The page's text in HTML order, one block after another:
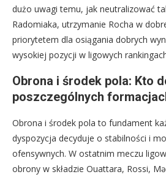
dużo uwagi temu, jak neutralizować
Radomiaka, utrzymanie Rocha w
priorytetem dla osiągania dobrych
wysokiej pozycji w ligowych
Obrona i środek pola: Kto
poszczególnych
Obrona i środek pola to fundament
dyspozycja decyduje o stabilności i
ofensywnych. W ostatnim meczu
obrony w składzie Ouattara, Rossi,